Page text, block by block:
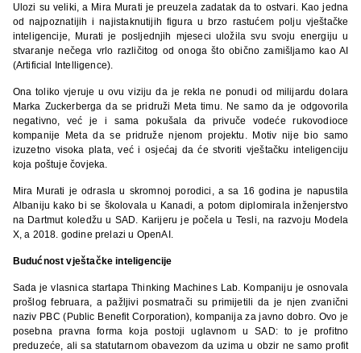
Ulozi su veliki, a Mira Murati je preuzela zadatak da to ostvari. Kao jedna
od najpoznatijih i najistaknutijih figura u brzo rastućem polju vještačke
inteligencije, Murati je posljednjih mjeseci uložila svu svoju energiju u
stvaranje nečega vrlo različitog od onoga što obično zamišljamo kao AI
(Artificial Intelligence).
Ona toliko vjeruje u ovu viziju da je rekla ne ponudi od milijardu dolara
Marka Zuckerberga da se pridruži Meta timu. Ne samo da je odgovorila
negativno, već je i sama pokušala da privuče vodeće rukovodioce
kompanije Meta da se pridruže njenom projektu. Motiv nije bio samo
izuzetno visoka plata, već i osjećaj da će stvoriti vještačku inteligenciju
koja poštuje čovjeka.
Mira Murati je odrasla u skromnoj porodici, a sa 16 godina je napustila
Albaniju kako bi se školovala u Kanadi, a potom diplomirala inženjerstvo
na Dartmut koledžu u SAD. Karijeru je počela u Tesli, na razvoju Modela
X, a 2018. godine prelazi u OpenAI.
Budućnost vještačke inteligencije
Sada je vlasnica startapa Thinking Machines Lab. Kompaniju je osnovala
prošlog februara, a pažljivi posmatrači su primijetili da je njen zvanični
naziv PBC (Public Benefit Corporation), kompanija za javno dobro. Ovo je
posebna pravna forma koja postoji uglavnom u SAD: to je profitno
preduzeće, ali sa statutarnom obavezom da uzima u obzir ne samo profit